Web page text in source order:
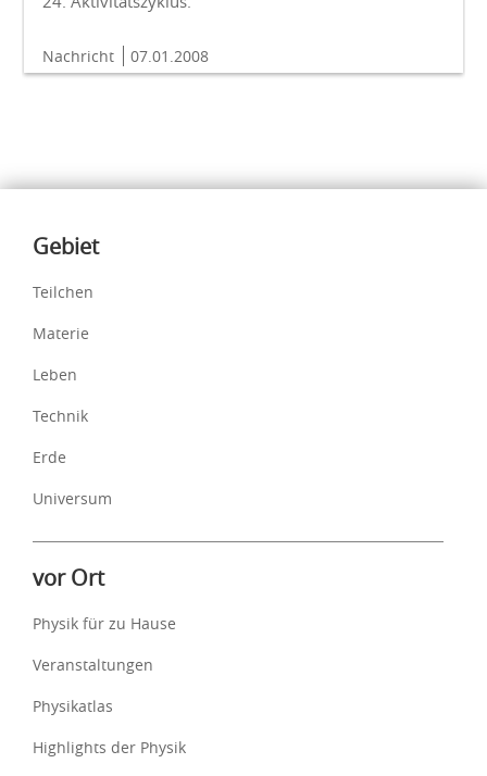
Nachricht 07.01.2008
Inhalte
Gebiet
Teilchen
Materie
Leben
Technik
Erde
Universum
vor Ort
Physik für zu Hause
Veranstaltungen
Physikatlas
Highlights der Physik